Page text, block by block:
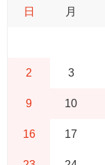
日 月
2 3
9 10
16 17